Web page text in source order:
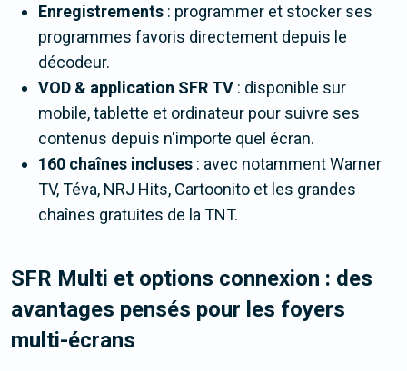
Enregistrements : programmer et stocker ses
programmes favoris directement depuis le
décodeur.
VOD & application SFR TV : disponible sur
mobile, tablette et ordinateur pour suivre ses
contenus depuis n'importe quel écran.
160 chaînes incluses : avec notamment Warner
TV, Téva, NRJ Hits, Cartoonito et les grandes
chaînes gratuites de la TNT.
SFR Multi et options connexion : des
avantages pensés pour les foyers
multi-écrans